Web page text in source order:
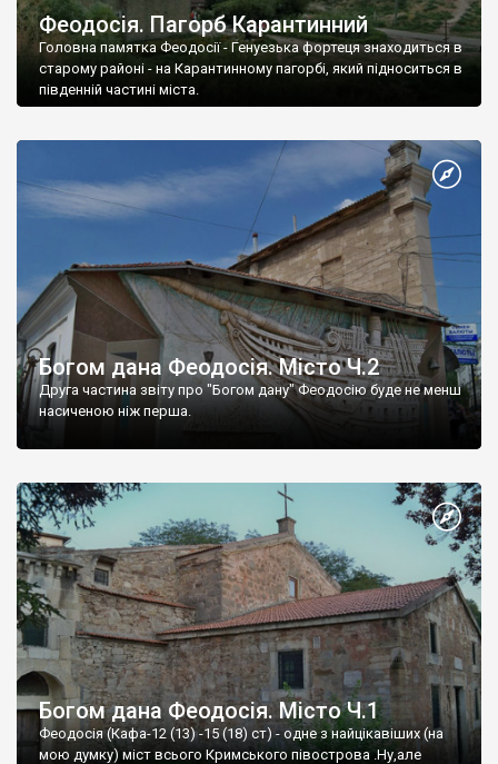
Феодосія. Пагорб Карантинний
Головна памятка Феодосії - Генуезька фортеця знаходиться в
старому районі - на Карантинному пагорбі, який підноситься в
південній частині міста.
Богом дана Феодосія. Місто Ч.2
Друга частина звіту про "Богом дану" Феодосію буде не менш
насиченою ніж перша.
Богом дана Феодосія. Місто Ч.1
Феодосія (Кафа-12 (13) -15 (18) ст) - одне з найцікавіших (на
мою думку) міст всього Кримського півострова .Ну,але